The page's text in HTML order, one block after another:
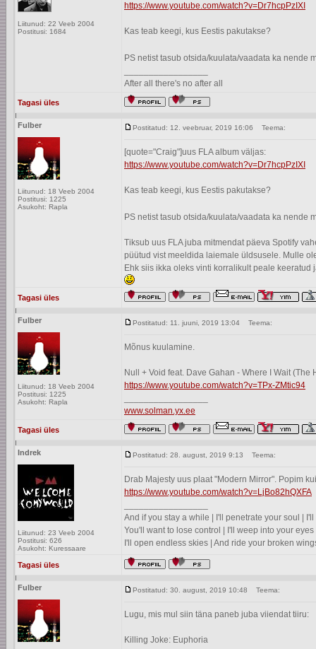
Liitunud: 22 Veeb 2004
Postitusi: 1684
https://www.youtube.com/watch?v=Dr7hcpPzIXI
Kas teab keegi, kus Eestis pakutakse?
PS netist tasub otsida/kuulata/vaadata ka nende
After all there's no after all
Tagasi üles
Fulber
Liitunud: 18 Veeb 2004
Postitusi: 1225
Asukoht: Rapla
Postitatud: 12. veebruar, 2019 16:06 Teema:
[quote="Craig"]uus FLA album väljas:
https://www.youtube.com/watch?v=Dr7hcpPzIXI
Kas teab keegi, kus Eestis pakutakse?
PS netist tasub otsida/kuulata/vaadata ka nende
Tiksub uus FLA juba mitmendat päeva Spotify
püütud vist meeldida laiemale üldsusele. Mulle
Ehk siis ikka oleks vinti korralikult peale
Tagasi üles
Fulber
Liitunud: 18 Veeb 2004
Postitusi: 1225
Asukoht: Rapla
Postitatud: 11. juuni, 2019 13:04 Teema:
Mõnus kuulamine.
Null + Void feat. Dave Gahan - Where I Wait (The
https://www.youtube.com/watch?v=TPx-ZMtic94
www.solman.yx.ee
Tagasi üles
Indrek
Liitunud: 23 Veeb 2004
Postitusi: 626
Asukoht: Kuressaare
Postitatud: 28. august, 2019 9:13 Teema:
Drab Majesty uus plaat "Modern Mirror". Popim
https://www.youtube.com/watch?v=LjBo82hQXFA
And if you stay a while | I'll penetrate your soul |
You'll want to lose control | I'll weep into your
I'll open endless skies | And ride your broken
Tagasi üles
Fulber Postitatud: 30. august, 2019 10:48 Teema:
Lugu, mis mul siin täna paneb juba viiendat tiiru:
Killing Joke: Euphoria